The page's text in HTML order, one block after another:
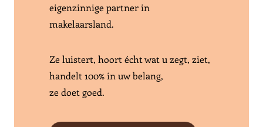
eigenzinnige partner in
makelaarsland.
Ze luistert, hoort écht wat u zegt, ziet,
handelt 100% in uw belang,
ze doet goed.